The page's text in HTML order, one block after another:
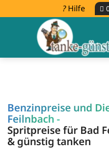
Hilfe
Benzinpreise und
Feilnbach -
Spritpreise für Bad
& günstig tanken